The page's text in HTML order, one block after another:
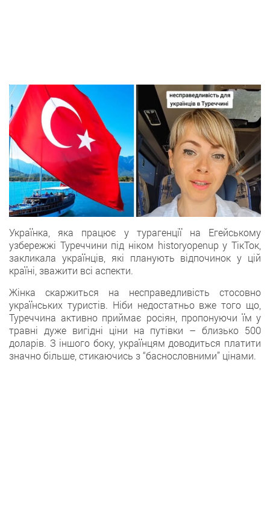
Українка, яка працює у турагенції на Егейському
узбережжі Туреччини під ніком historyopenup у ТікТок,
закликала українців, які планують відпочинок у цій
країні, зважити всі аспекти.
Жінка скаржиться на несправедливість стосовно
українських туристів. Ніби недостатньо вже того що,
Туреччина активно приймає росіян, пропонуючи їм у
травні дуже вигідні ціни на путівки – близько 500
доларів. З іншого боку, українцям доводиться платити
значно більше, стикаючись з “баснословними” цінами.